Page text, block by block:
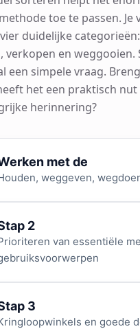
toe te passen. Je
duidelijke
verkopen en weggooien.
een simpele vraag.
het een praktisch
herinnering?
met de
weggeven,
2
van essentiële
3
en goede